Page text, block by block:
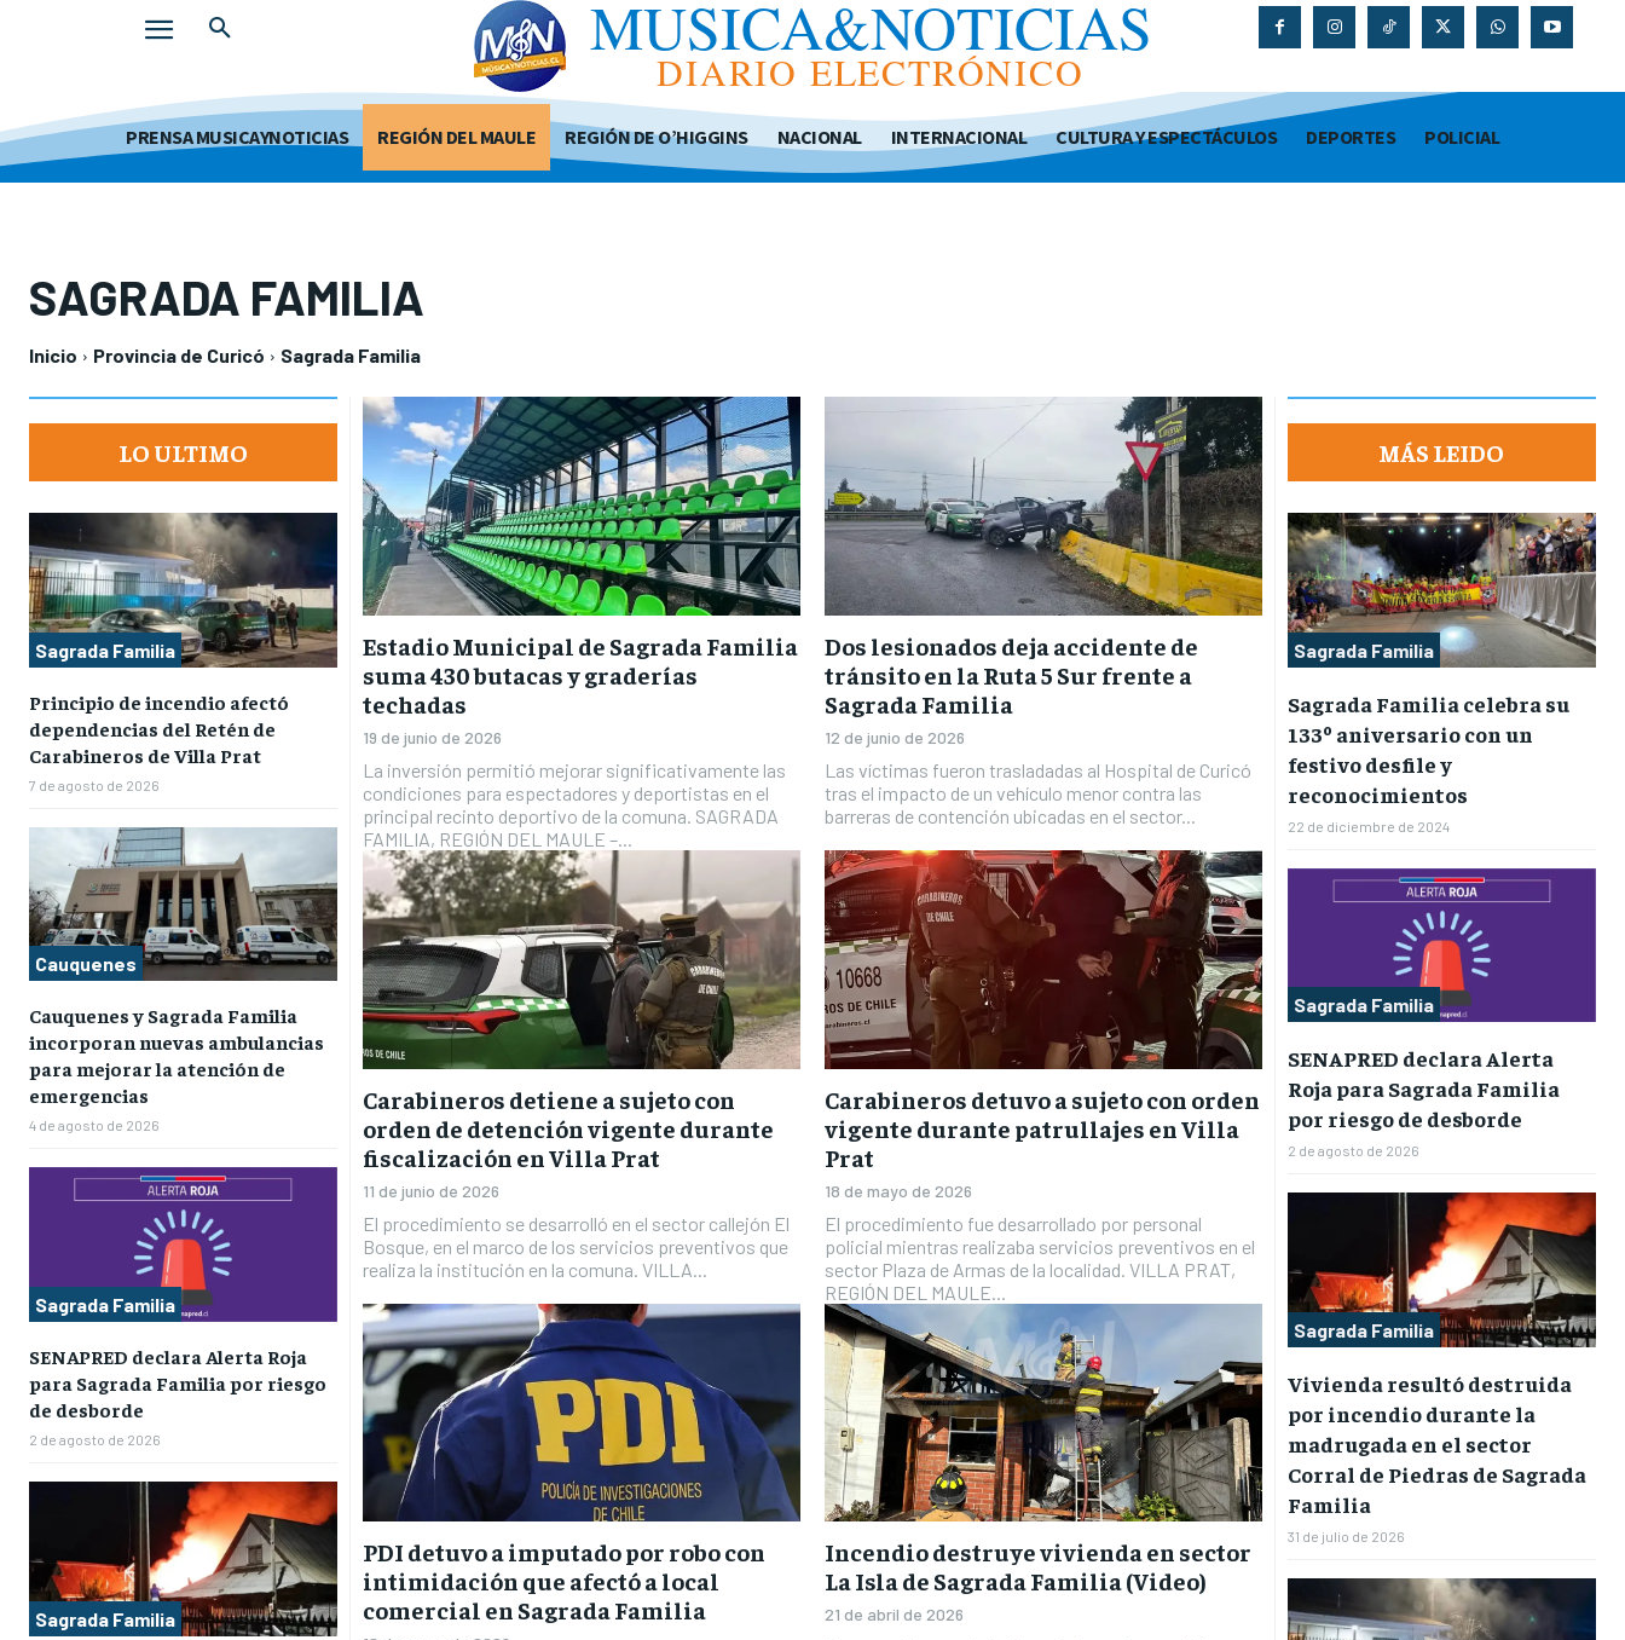
MUSICA&NOTICIAS
DIARIO ELECTRÓNICO
PRENSA MUSICAYNOTICIAS REGIÓN DEL MAULE REGIÓN DE O’HIGGINS NACIONAL INTERNACIONAL CULTURA Y ESPECTÁCULOS DEPORTES POLICIAL
SAGRADA FAMILIA
Inicio Provincia de Curicó Sagrada Familia
LO ULTIMO
Sagrada Familia
Principio de incendio afectó
dependencias del Retén de
Carabineros de Villa Prat
7 de agosto de 2026
Cauquenes
Cauquenes y Sagrada Familia
incorporan nuevas ambulancias
para mejorar la atención de
emergencias
4 de agosto de 2026
Sagrada Familia
SENAPRED declara Alerta Roja
para Sagrada Familia por riesgo
de desborde
2 de agosto de 2026
Sagrada Familia
Estadio Municipal de Sagrada Familia
suma 430 butacas y graderías
techadas
19 de junio de 2026
La inversión permitió mejorar significativamente las
condiciones para espectadores y deportistas en el
principal recinto deportivo de la comuna. SAGRADA
FAMILIA, REGIÓN DEL MAULE –...
Dos lesionados deja accidente de
tránsito en la Ruta 5 Sur frente a
Sagrada Familia
12 de junio de 2026
Las víctimas fueron trasladadas al Hospital de Curicó
tras el impacto de un vehículo menor contra las
barreras de contención ubicadas en el sector...
Carabineros detiene a sujeto con
orden de detención vigente durante
fiscalización en Villa Prat
11 de junio de 2026
El procedimiento se desarrolló en el sector callejón El
Bosque, en el marco de los servicios preventivos que
realiza la institución en la comuna. VILLA...
Carabineros detuvo a sujeto con orden
vigente durante patrullajes en Villa
Prat
18 de mayo de 2026
El procedimiento fue desarrollado por personal
policial mientras realizaba servicios preventivos en el
sector Plaza de Armas de la localidad. VILLA PRAT,
REGIÓN DEL MAULE...
PDI detuvo a imputado por robo con
intimidación que afectó a local
comercial en Sagrada Familia
Incendio destruye vivienda en sector
La Isla de Sagrada Familia (Video)
21 de abril de 2026
MÁS LEIDO
Sagrada Familia
Sagrada Familia celebra su
133º aniversario con un
festivo desfile y
reconocimientos
22 de diciembre de 2024
Sagrada Familia
SENAPRED declara Alerta
Roja para Sagrada Familia
por riesgo de desborde
2 de agosto de 2026
Sagrada Familia
Vivienda resultó destruida
por incendio durante la
madrugada en el sector
Corral de Piedras de Sagrada
Familia
31 de julio de 2026